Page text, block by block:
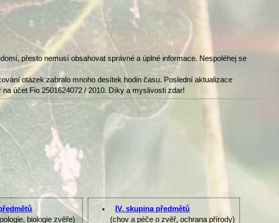
přesto nemusí obsahovat správné a úplné informace. Nespoléhej se
otázek zabralo mnoho desítek hodin času. Poslední aktualizace
účet Fio 2501624072 / 2010. Díky a myslivosti zdar!
biologie zvěře)
IV. skupina předmětů
(chov a péče o zvěř, ochrana přírody)